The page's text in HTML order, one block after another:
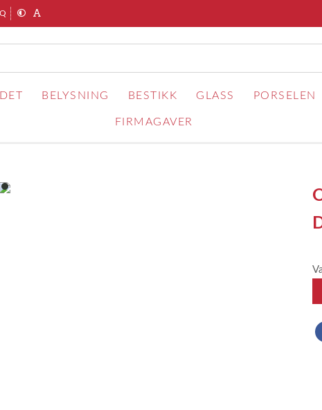
BELYSNING BESTIKK GLASS PORSELEN
FIRMAGAVER
item